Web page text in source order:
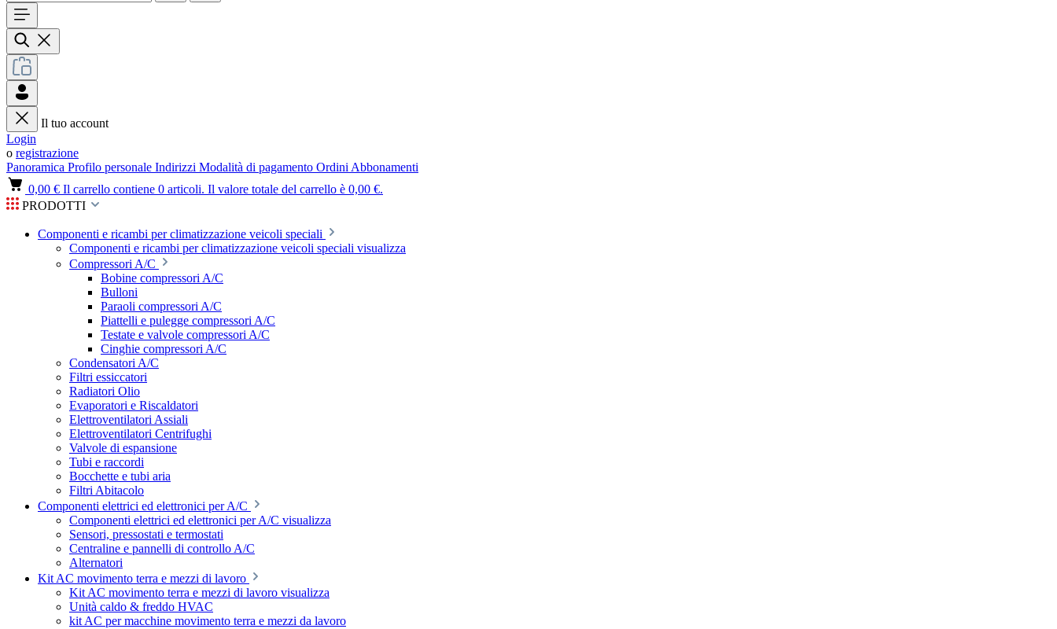
Il tuo account
Login
o registrazione
Panoramica Profilo personale Indirizzi Modalità di pagamento Ordini Abbonamenti
0,00 € Il carrello contiene 0 articoli. Il valore totale del carrello è 0,00 €.
PRODOTTI
Componenti e ricambi per climatizzazione veicoli speciali
Componenti e ricambi per climatizzazione veicoli speciali visualizza
Compressori A/C
Bobine compressori A/C
Bulloni
Paraoli compressori A/C
Piattelli e pulegge compressori A/C
Testate e valvole compressori A/C
Cinghie compressori A/C
Condensatori A/C
Filtri essiccatori
Radiatori Olio
Evaporatori e Riscaldatori
Elettroventilatori Assiali
Elettroventilatori Centrifughi
Valvole di espansione
Tubi e raccordi
Bocchette e tubi aria
Filtri Abitacolo
Componenti elettrici ed elettronici per A/C
Componenti elettrici ed elettronici per A/C visualizza
Sensori, pressostati e termostati
Centraline e pannelli di controllo A/C
Alternatori
Kit AC movimento terra e mezzi di lavoro
Kit AC movimento terra e mezzi di lavoro visualizza
Unità caldo & freddo HVAC
kit AC per macchine movimento terra e mezzi da lavoro